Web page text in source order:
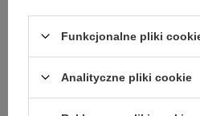
Funkcjonalne pliki
Analityczne pliki cookie